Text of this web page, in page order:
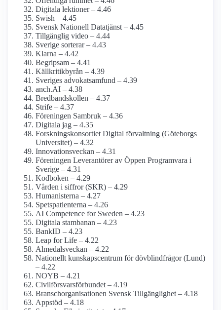
Digitala lektioner – 4.46
Swish – 4.45
Svensk Nationell Datatjänst – 4.45
Tillgänglig video – 4.44
Sverige sorterar – 4.43
Klarna – 4.42
Begripsam – 4.41
Källkritikbyrån – 4.39
Sveriges advokat­samfund – 4.39
anch.AI – 4.38
Bredbands­kollen – 4.37
Strife – 4.37
Föreningen Sambruk – 4.36
Digitala jag – 4.35
Forsknings­konsortiet Digital förvaltning (Göteborgs
Universitet) – 4.32
Innovationsveckan – 4.31
Föreningen Leverantörer av Öppen Programvara i
Sverige – 4.31
Kodboken – 4.29
Vården i siffror (SKR) – 4.29
Humanisterna – 4.27
Spetspatienterna – 4.26
AI Competence for Sweden – 4.23
Digitala stambanan – 4.23
BankID – 4.23
Leap for Life – 4.22
Almedalsveckan – 4.22
Nationellt kunskapsc­entrum för dövblind­frågor (Lund)
– 4.22
NOYB – 4.21
Civilförsvars­förbundet – 4.19
Branschorganisationen Svensk Tillgänglighet – 4.18
Appstöd – 4.18